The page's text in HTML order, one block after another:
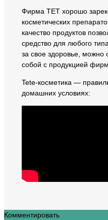
Фирма ТЕТ хорошо
косметических
качество продуктов
средство для любого
за свое здоровье, можно
собой с продукцией
Tete-косметика —
домашних условиях:
Комментировать